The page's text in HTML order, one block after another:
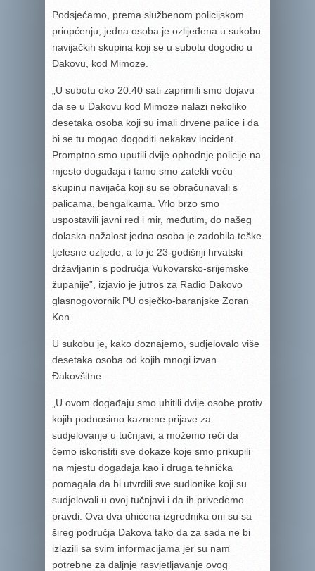
Podsjećamo, prema službenom policijskom
priopćenju, jedna osoba je ozlijeđena u sukobu
navijačkih skupina koji se u subotu dogodio u
Đakovu, kod Mimoze.
„U subotu oko 20:40 sati zaprimili smo dojavu
da se u Đakovu kod Mimoze nalazi nekoliko
desetaka osoba koji su imali drvene palice i da
bi se tu mogao dogoditi nekakav incident.
Promptno smo uputili dvije ophodnje policije na
mjesto događaja i tamo smo zatekli veću
skupinu navijača koji su se obračunavali s
palicama, bengalkama. Vrlo brzo smo
uspostavili javni red i mir, međutim, do našeg
dolaska nažalost jedna osoba je zadobila teške
tjelesne ozljede, a to je 23-godišnji hrvatski
državljanin s područja Vukovarsko-srijemske
županije”, izjavio je jutros za Radio Đakovo
glasnogovornik PU osječko-baranjske Zoran
Kon.
U sukobu je, kako doznajemo, sudjelovalo više
desetaka osoba od kojih mnogi izvan
Đakovšitne.
„U ovom događaju smo uhitili dvije osobe protiv
kojih podnosimo kaznene prijave za
sudjelovanje u tučnjavi, a možemo reći da
ćemo iskoristiti sve dokaze koje smo prikupili
na mjestu događaja kao i druga tehnička
pomagala da bi utvrdili sve sudionike koji su
sudjelovali u ovoj tučnjavi i da ih privedemo
pravdi. Ova dva uhićena izgrednika oni su sa
šireg područja Đakova tako da za sada ne bi
izlazili sa svim informacijama jer su nam
potrebne za daljnje rasvjetljavanje ovog